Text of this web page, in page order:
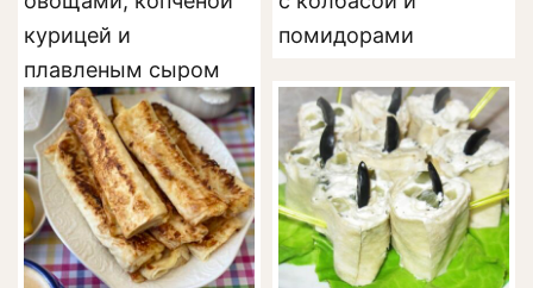
курицей и
плавленым сыром
помидорами